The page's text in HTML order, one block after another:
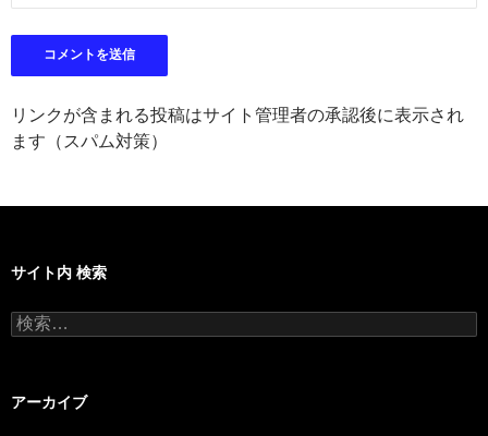
リンクが含まれる投稿はサイト管理者の承認後に表示され
ます（スパム対策）
サイト内 検索
検
索:
アーカイブ